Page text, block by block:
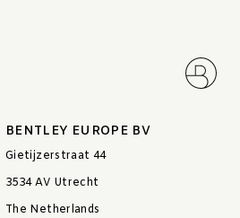
BENTLEY EUROPE BV
Gietijzerstraat 44
3534 AV Utrecht
The Netherlands